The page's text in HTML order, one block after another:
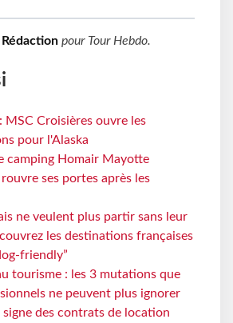
Rédaction pour Tour Hebdo.
MSC Croisières ouvre les
pour l'Alaska
camping Homair Mayotte
ses portes après les
ne veulent plus partir sans leur
les destinations françaises
friendly”
tourisme : les 3 mutations que
ne peuvent plus ignorer
signe des contrats de location